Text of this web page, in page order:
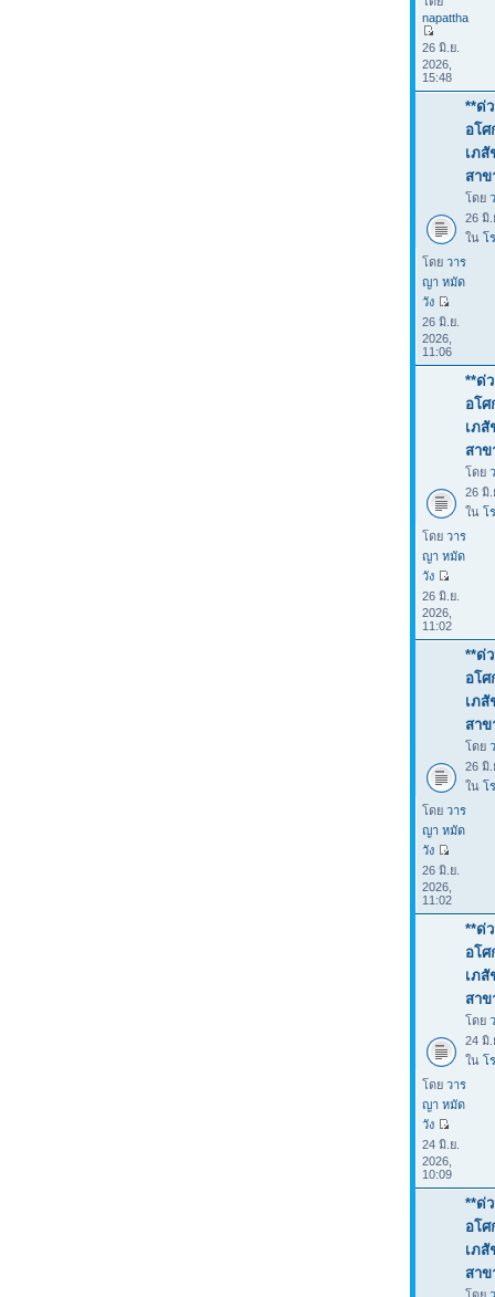
napattha
26 มิ.ย.
2026,
15:48
**ด่
อโ
เภสั
สาข
โดย
26 มิ.
ใน โ
โดย วาร
ญา หมัด
วัง
26 มิ.ย.
2026,
11:06
**ด่
อโ
เภสั
สาข
โดย
26 มิ.
ใน โ
โดย วาร
ญา หมัด
วัง
26 มิ.ย.
2026,
11:02
**ด่
อโ
เภสั
สาข
โดย
26 มิ.
ใน โ
โดย วาร
ญา หมัด
วัง
26 มิ.ย.
2026,
11:02
**ด่
อโ
เภสั
สาข
โดย
24 มิ.
ใน โ
โดย วาร
ญา หมัด
วัง
24 มิ.ย.
2026,
10:09
**ด่
อโ
เภสั
สาข